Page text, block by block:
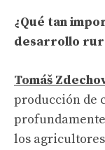
¿Qué tan
desarrollo
Tomáš
producción de
los